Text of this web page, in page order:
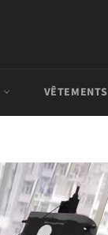
VÊTEMENTS